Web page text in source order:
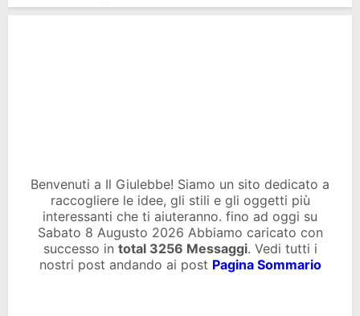
Benvenuti a Il Giulebbe! Siamo un sito dedicato a
raccogliere le idee, gli stili e gli oggetti più
interessanti che ti aiuteranno. fino ad oggi su
Sabato 8 Augusto 2026 Abbiamo caricato con
successo in total 3256 Messaggi. Vedi tutti i
nostri post andando ai post Pagina Sommario